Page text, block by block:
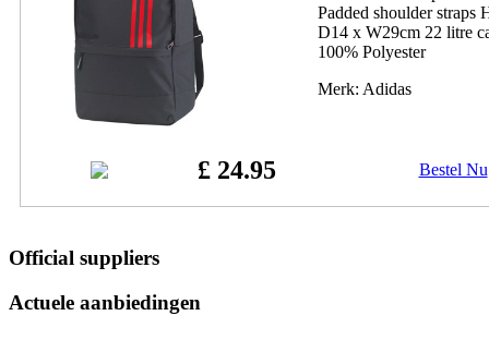
Padded shoulder straps
D14 x W29cm 22 litre
100% Polyester
Merk: Adidas
£ 24.95 Bestel Nu
Official suppliers
Actuele aanbiedingen